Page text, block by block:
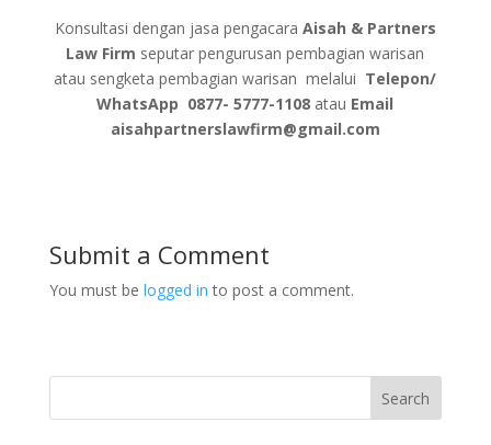
Konsultasi dengan jasa pengacara Aisah & Partners
Law Firm seputar pengurusan pembagian warisan
atau sengketa pembagian warisan melalui Telepon/
WhatsApp 0877- 5777-1108 atau Email
aisahpartnerslawfirm@gmail.com
Submit a Comment
You must be logged in to post a comment.
Search